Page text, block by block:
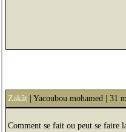
Zakât | Yacoubou mohamed | 31
Comment se fait ou peut se faire